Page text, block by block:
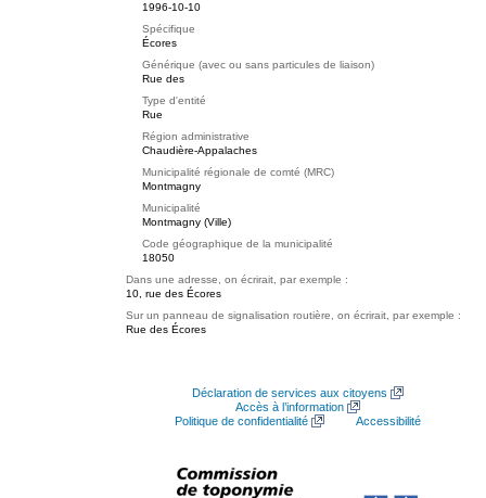
1996-10-10
Spécifique
Écores
Générique (avec ou sans particules de liaison)
Rue des
Type d'entité
Rue
Région administrative
Chaudière-Appalaches
Municipalité régionale de comté (MRC)
Montmagny
Municipalité
Montmagny (Ville)
Code géographique de la municipalité
18050
Dans une adresse, on écrirait, par exemple :
10, rue des Écores
Sur un panneau de signalisation routière, on écrirait, par exemple :
Rue des Écores
Déclaration de services aux citoyens
Accès à l’information
Politique de confidentialité
Accessibilité